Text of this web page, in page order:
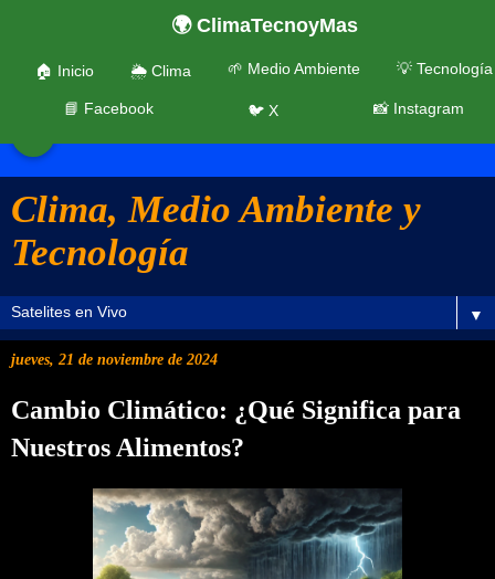
Clima, Medio Ambiente y
Tecnología
🌍 ClimaTecnoyMas
🏠 Inicio 🌦️ Clima 🌱 Medio Ambiente 💡 Tecnología
📘 Facebook 🐦 X 📸 Instagram
▼
jueves, 21 de noviembre de 2024
Cambio Climático: ¿Qué Significa para
Nuestros Alimentos?